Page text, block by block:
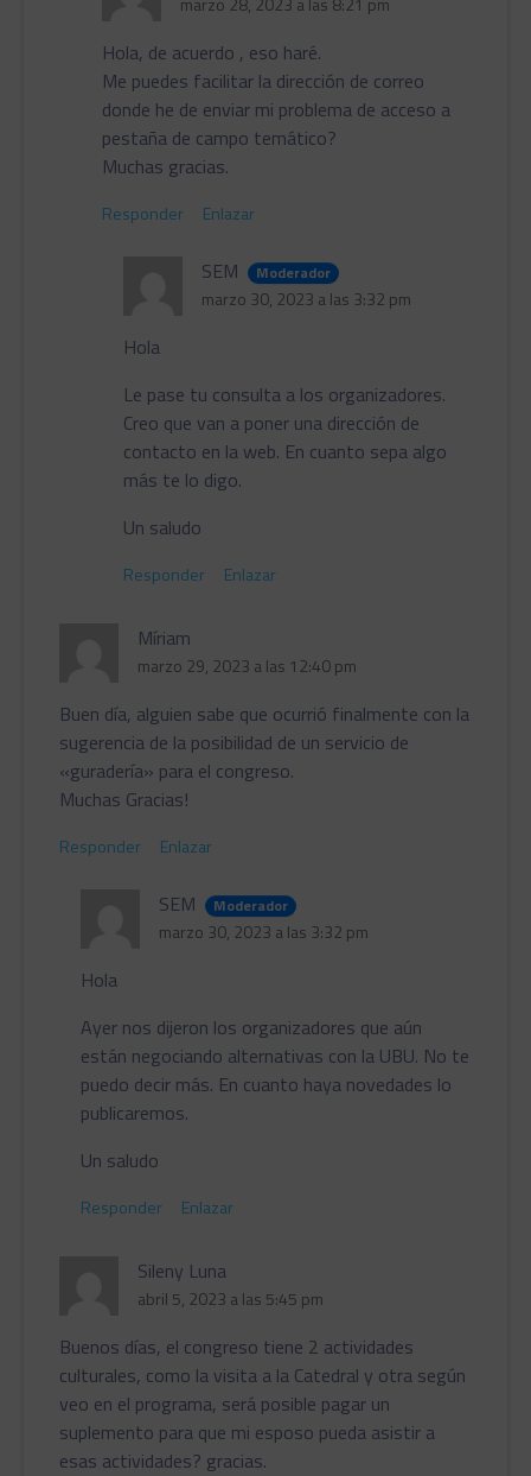
Hola, de acuerdo , eso haré.
Me puedes facilitar la dirección de correo
donde he de enviar mi problema de acceso a
pestaña de campo temático?
Muchas gracias.
Responder Enlazar
SEM Moderador
marzo 30, 2023 a las 3:32 pm
Hola
Le pase tu consulta a los organizadores.
Creo que van a poner una dirección de
contacto en la web. En cuanto sepa algo
más te lo digo.
Un saludo
Responder Enlazar
Míriam
marzo 29, 2023 a las 12:40 pm
Buen día, alguien sabe que ocurrió finalmente con la
sugerencia de la posibilidad de un servicio de
«guradería» para el congreso.
Muchas Gracias!
Responder Enlazar
SEM Moderador
marzo 30, 2023 a las 3:32 pm
Hola
Ayer nos dijeron los organizadores que aún
están negociando alternativas con la UBU. No te
puedo decir más. En cuanto haya novedades lo
publicaremos.
Un saludo
Responder Enlazar
Sileny Luna
abril 5, 2023 a las 5:45 pm
Buenos días, el congreso tiene 2 actividades
culturales, como la visita a la Catedral y otra según
veo en el programa, será posible pagar un
suplemento para que mi esposo pueda asistir a
esas actividades? gracias.